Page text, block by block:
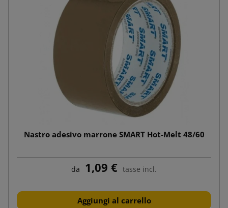
Nastro adesivo marrone SMART Hot-Melt 48/60
da 1,09 € tasse incl.
Aggiungi al carrello